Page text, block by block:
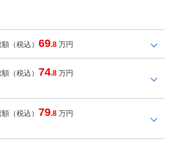
額（税込）69.8 万円
（税込） 74.8 万円
（税込） 79.8 万円